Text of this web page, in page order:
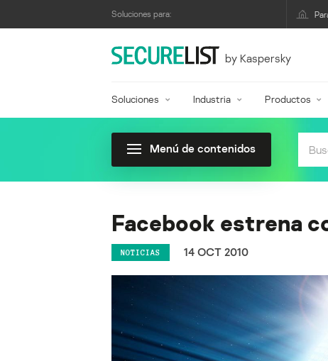
Soluciones para:
by Kaspersky
Soluciones Industria Productos
Menú de contenidos
Facebook estrena
NOTICIAS 14 OCT 2010